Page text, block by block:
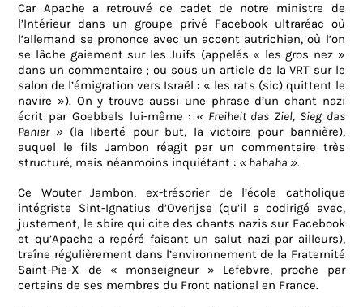
Car Apache a retrouvé ce cadet de notre ministre de
l’Intérieur dans un groupe privé Facebook ultraréac où
l’allemand se prononce avec un accent autrichien, où l’on
se lâche gaiement sur les Juifs (appelés « les gros nez »
dans un commentaire ; ou sous un article de la VRT sur le
salon de l’émigration vers Israël : « les rats (sic) quittent le
navire »). On y trouve aussi une phrase d’un chant nazi
écrit par Goebbels lui-même : « Freiheit das Ziel, Sieg das
Panier »(la liberté pour but, la victoire pour bannière),
auquel le fils Jambon réagit par un commentaire très
structuré, mais néanmoins inquiétant : « hahaha ».
Ce Wouter Jambon, ex-trésorier de l’école catholique
intégriste Sint-Ignatius d’Overijse (qu’il a codirigé avec,
justement, le sbire qui cite des chants nazis sur Facebook
et qu’Apache a repéré faisant un salut nazi par ailleurs),
traîne régulièrement dans l’environnement de la Fraternité
Saint-Pie-X de « monseigneur » Lefebvre, proche par
certains de ses membres du Front national en France.